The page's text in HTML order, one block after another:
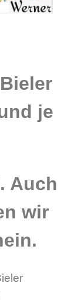
je
Auch
wir